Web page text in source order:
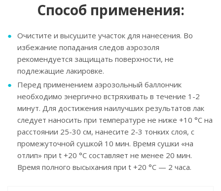
Способ применения:
Очистите и высушите участок для нанесения. Во
избежание попадания следов аэрозоля
рекомендуется защищать поверхности, не
подлежащие лакировке.
Перед применением аэрозольный баллончик
необходимо энергично встряхивать в течение 1-2
минут. Для достижения наилучших результатов лак
следует наносить при температуре не ниже +10 °C на
расстоянии 25-30 см, нанесите 2-3 тонких слоя, с
промежуточной сушкой 10 мин. Время сушки «на
отлип» при t +20 °C составляет не менее 20 мин.
Время полного высыхания при t +20 °C — 2 часа.